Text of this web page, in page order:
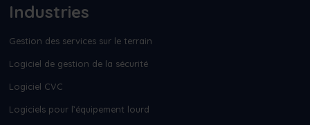
Industries
Gestion des services sur le terrain
Logiciel de gestion de la sécurité
Logiciel CVC
Logiciels pour l’équipement lourd